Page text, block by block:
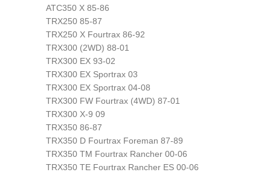
ATC350 X 85-86
TRX250 85-87
TRX250 X Fourtrax 86-92
TRX300 (2WD) 88-01
TRX300 EX 93-02
TRX300 EX Sportrax 03
TRX300 EX Sportrax 04-08
TRX300 FW Fourtrax (4WD) 87-01
TRX300 X-9 09
TRX350 86-87
TRX350 D Fourtrax Foreman 87-89
TRX350 TM Fourtrax Rancher 00-06
TRX350 TE Fourtrax Rancher ES 00-06